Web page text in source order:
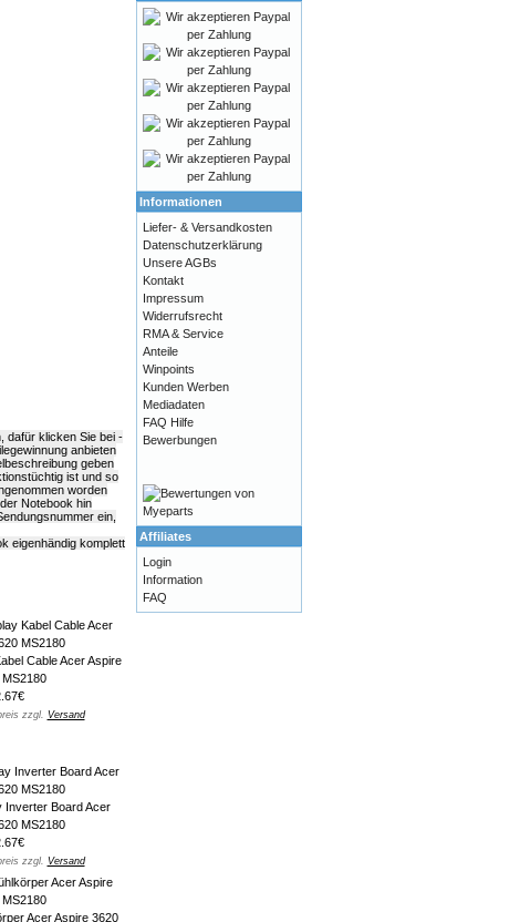
dafür klicken Sie bei -
anbieten
geben
ist und so
worden
Notebook hin
ein,
eigenhändig komplett
Cable Acer Aspire
zzgl. Versand
Inverter Board Acer
MS2180
zzgl. Versand
Acer Aspire 3620
Informationen
Liefer- & Versandkosten
Datenschutzerklärung
Unsere AGBs
Kontakt
Impressum
Widerrufsrecht
RMA & Service
Anteile
Winpoints
Kunden Werben
Mediadaten
FAQ Hilfe
Bewerbungen
Affiliates
Login
Information
FAQ